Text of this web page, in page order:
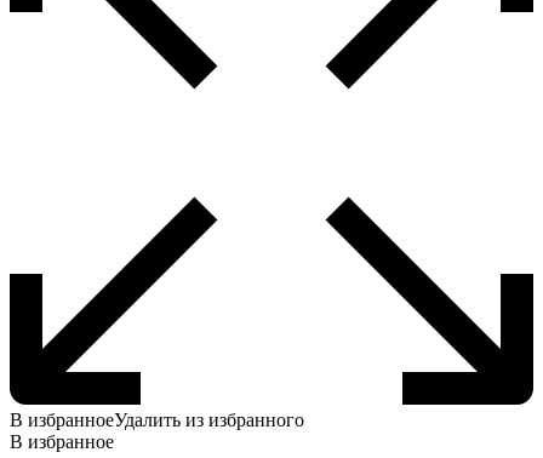
В избранноеУдалить из избранного
В избранное